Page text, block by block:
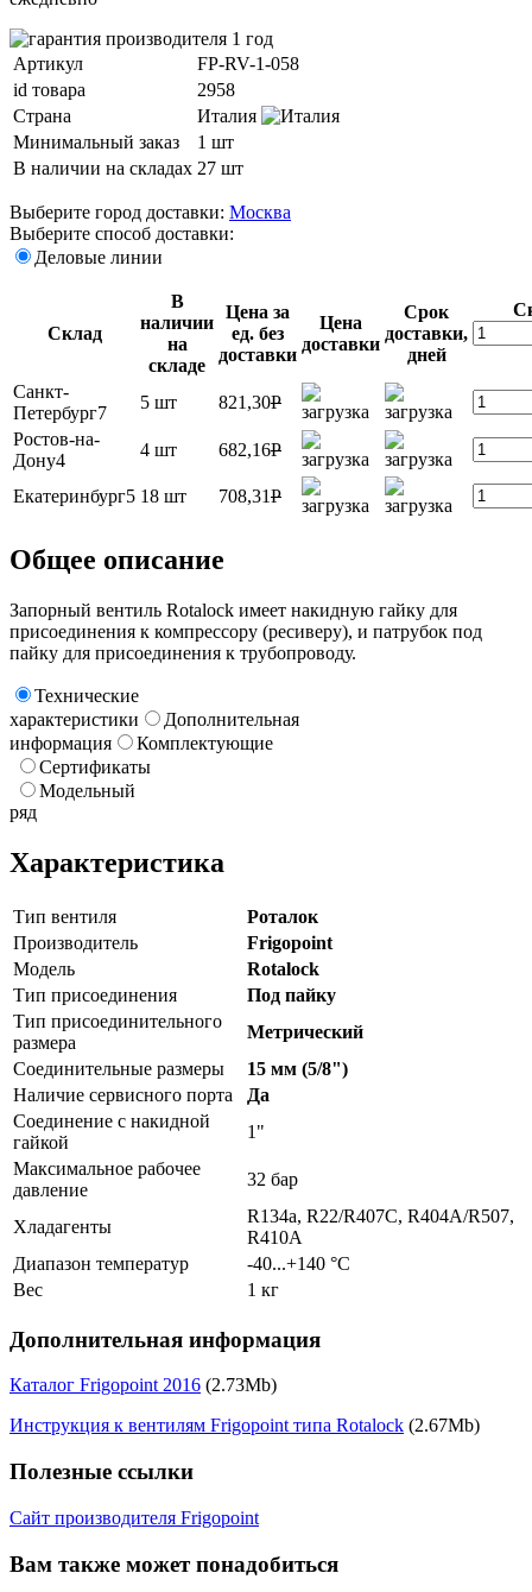
Артикул
FP-RV-1-058
id товара
2958
Страна
Италия
Минимальный заказ
1 шт
В наличии на складах 27 шт
Выберите город доставки: Москва
Выберите способ доставки:
Деловые линии
Склад
В
наличии
на
складе
Цена за
ед. без
доставки
Цена
доставки
Срок
доставки,
дней
Санкт-
Петербург7
5 шт 821,30P
Ростов-на-
Дону4
4 шт 682,16P
Екатеринбург5 18 шт 708,31P
Общее описание
Запорный вентиль Rotalock имеет накидную гайку для
присоединения к компрессору (ресиверу), и патрубок под
пайку для присоединения к трубопроводу.
Технические
характеристики
Дополнительная
информация
Комплектующие
Сертификаты
Модельный
ряд
Характеристика
Тип вентиля
Роталок
Производитель
Frigopoint
Модель
Rotalock
Тип присоединения
Под пайку
Тип присоединительного
размера
Метрический
Соединительные размеры
15 мм (5/8")
Наличие сервисного порта
Да
Соединение с накидной
гайкой
1"
Максимальное рабочее
давление
32 бар
Хладагенты
R134a, R22/R407C, R404A/R507,
R410A
Диапазон температур
-40...+140 °C
Вес
1 кг
Дополнительная информация
Каталог Frigopoint 2016 (2.73Mb)
Инструкция к вентилям Frigopoint типа Rotalock (2.67Mb)
Полезные ссылки
Сайт производителя Frigopoint
Вам также может понадобиться